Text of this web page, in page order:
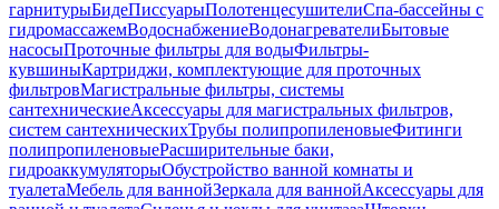
гарнитурыБидеПиссуарыПолотенцесушителиСпа-бассейны с
гидромассажемВодоснабжениеВодонагревателиБытовые
насосыПроточные фильтры для водыФильтры-
кувшиныКартриджи, комплектующие для проточных
фильтровМагистральные фильтры, системы
сантехническиеАксессуары для магистральных фильтров,
систем сантехническихТрубы полипропиленовыеФитинги
полипропиленовыеРасширительные баки,
гидроаккумуляторыОбустройство ванной комнаты и
туалетаМебель для ваннойЗеркала для ваннойАксессуары для